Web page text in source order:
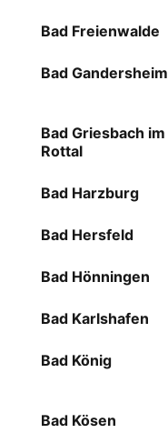
Bad Freienwalde
Bad Gandersheim
Bad Griesbach im
Rottal
Bad Harzburg
Bad Hersfeld
Bad Hönningen
Bad Karlshafen
Bad König
Bad Kösen